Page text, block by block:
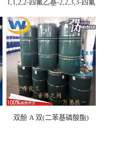
1,1,2,2-四氟乙基-2,2,3,3-四氟
双酚 A 双(二苯基磷酸酯)